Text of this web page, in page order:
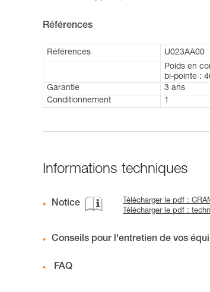
Références
Références
U023AA00
Poids en
bi-pointe :
Garantie
3 ans
Conditionnement
1
Informations techniques
Notice
Télécharger le pdf :
Télécharger le pdf :
Conseils pour l'entretien de vos
FAQ